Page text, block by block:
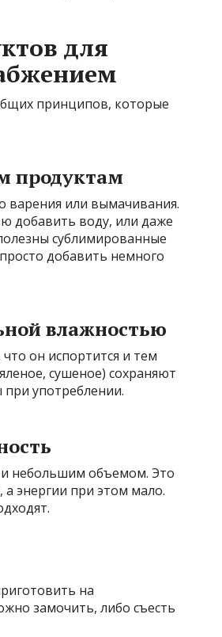
для
принципов, которые
продуктам
варения или вымачивания.
добавить воду, или даже
сублимированные
добавить немного
влажностью
он испортится и тем
сушеное) сохраняют
употреблении.
небольшим объемом. Это
энергии при этом мало.
на
замочить, либо съесть